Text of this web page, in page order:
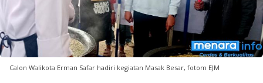
Calon Walikota Erman Safar hadiri kegiatan Masak Besar, fotom EJM